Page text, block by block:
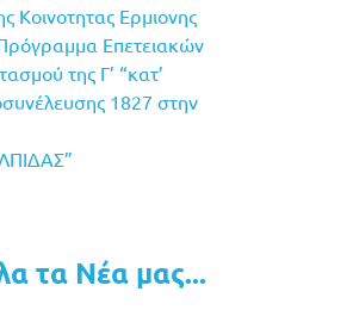
Κοινοτητας Ερμιονης
Επετειακών
της Γ’ “κατ’
1827 στην
τα Νέα μας...